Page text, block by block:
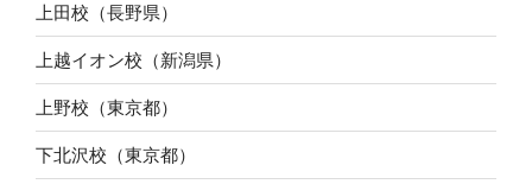
上田校（長野県）
上越イオン校（新潟県）
上野校（東京都）
下北沢校（東京都）